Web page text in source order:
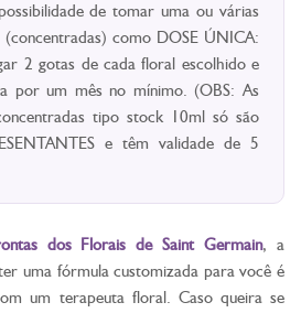
de tomar uma ou várias
(concentradas) como DOSE ÚNICA:
2 gotas de cada floral escolhido e
por um mês no mínimo. (OBS: As
tipo stock 10ml só são
e têm validade de 5
dos Florais de Saint Germain, a
uma fórmula customizada para você é
um terapeuta floral. Caso queira se